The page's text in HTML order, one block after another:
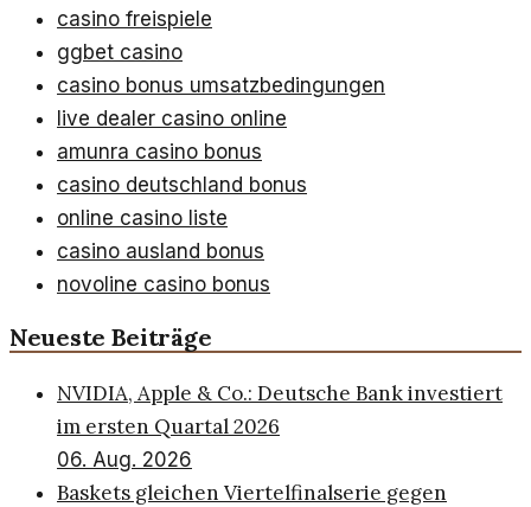
casino freispiele
ggbet casino
casino bonus umsatzbedingungen
live dealer casino online
amunra casino bonus
casino deutschland bonus
online casino liste
casino ausland bonus
novoline casino bonus
Neueste Beiträge
NVIDIA, Apple & Co.: Deutsche Bank investiert
im ersten Quartal 2026
06. Aug. 2026
Baskets gleichen Viertelfinalserie gegen